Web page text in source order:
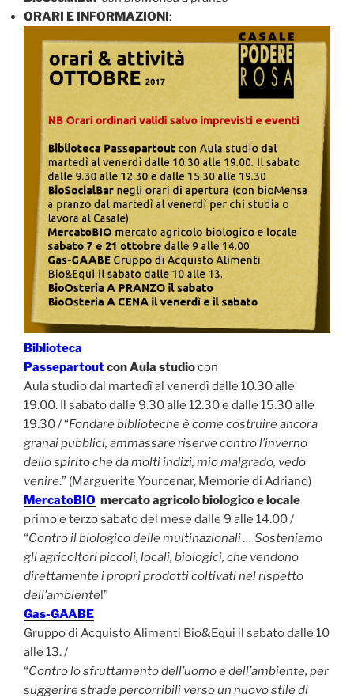
ORARI E INFORMAZIONI:
Biblioteca
Passepartoutcon Aula studiocon
Aula studio dal martedì al venerdì dalle 10.30 alle
19.00. Il sabato dalle 9.30 alle 12.30 e dalle 15.30 alle
19.30 / “Fondare biblioteche è come costruire ancora
granai pubblici, ammassare riserve contro l’inverno
dello spirito che da molti indizi, mio malgrado, vedo
venire.” (Marguerite Yourcenar, Memorie di Adriano)
MercatoBIO mercato agricolo biologico e locale
primo e terzo sabato del mese dalle 9 alle 14.00 /
“Contro il biologico delle multinazionali … Sosteniamo
gli agricoltori piccoli, locali, biologici, che vendono
direttamente i propri prodotti coltivati nel rispetto
dell’ambiente!”
Gas-GAABE
Gruppo di Acquisto Alimenti Bio&Equi il sabato dalle 10
alle 13. /
“Contro lo sfruttamento dell’uomo e dell’ambiente, per
suggerire strade percorribili verso un nuovo stile di